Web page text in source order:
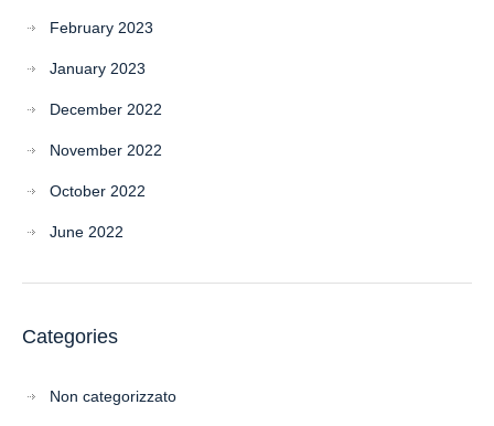
February 2023
January 2023
December 2022
November 2022
October 2022
June 2022
Categories
Non categorizzato